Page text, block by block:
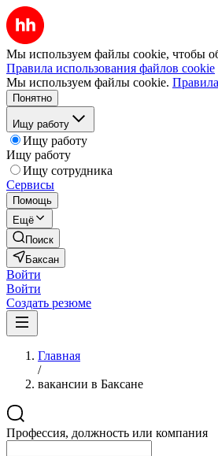
Мы используем файлы cookie, чтобы
Правила использования файлов cookie
Мы используем файлы cookie.
Понятно
Ищу работу
Ищу работу
Ищу работу
Ищу сотрудника
Сервисы
Помощь
Ещё
Поиск
Баксан
Войти
Войти
Создать резюме
Главная
/
вакансии в Баксане
Профессия, должность или компания